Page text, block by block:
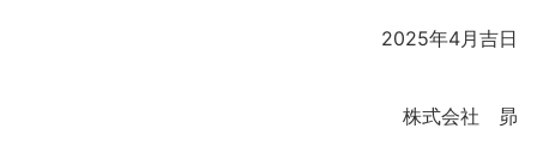
2025年4月吉日
株式会社 昴